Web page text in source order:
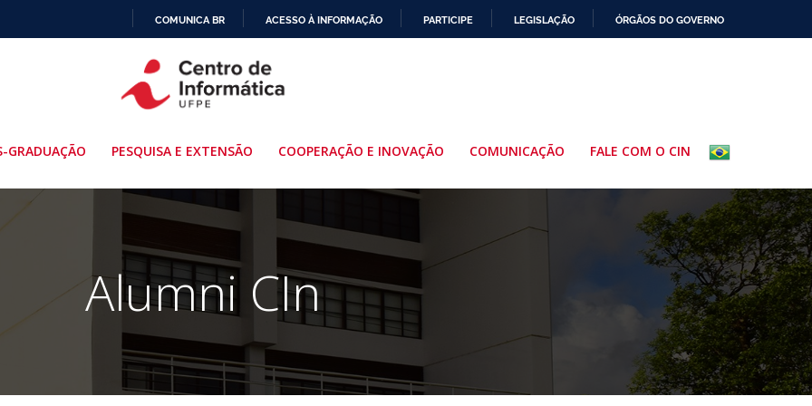
PARA
O
COMUNICA BR ACESSO À INFORMAÇÃO PARTICIPE LEGISLAÇÃO ÓRGÃOS DO GOVERNO
GRADUAÇÃO PESQUISA E EXTENSÃO COOPERAÇÃO E INOVAÇÃO COMUNICAÇÃO FALE COM O CIN
Alumni CIn